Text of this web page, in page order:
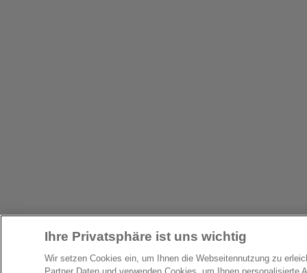
Ihre Privatsphäre ist uns wichtig
Wir setzen Cookies ein, um Ihnen die Webseitennutzung zu